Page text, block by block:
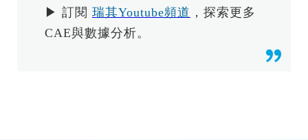
▶ 訂閱 瑞其Youtube頻道 ，探索更多
CAE與數據分析。